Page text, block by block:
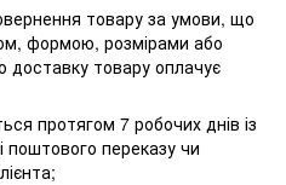
товару за умови, що
формою, розмірами або
доставку товару оплачує
протягом 7 робочих днів із
поштового переказу чи